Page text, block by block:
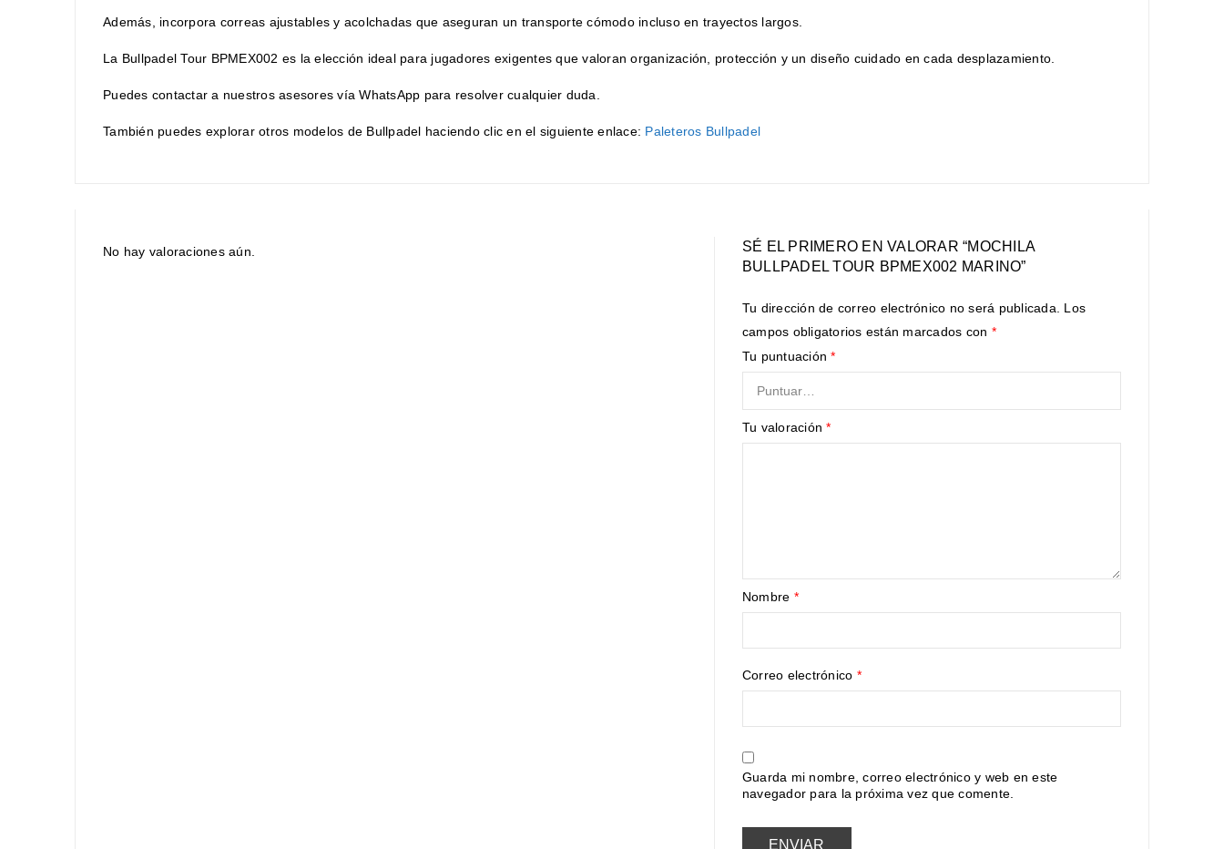
Además, incorpora correas ajustables y acolchadas que aseguran un transporte cómodo incluso en trayectos largos.
La Bullpadel Tour BPMEX002 es la elección ideal para jugadores exigentes que valoran organización, protección y un diseño cuidado en cada desplazamiento.
Puedes contactar a nuestros asesores vía WhatsApp para resolver cualquier duda.
También puedes explorar otros modelos de Bullpadel haciendo clic en el siguiente enlace: Paleteros Bullpadel
No hay valoraciones aún.
SÉ EL PRIMERO EN VALORAR “MOCHILA
BULLPADEL TOUR BPMEX002 MARINO”
Tu dirección de correo electrónico no será publicada.
Los
campos obligatorios están marcados con *
Tu puntuación*
Tu valoración*
Nombre *
Correo electrónico *
Guarda mi nombre, correo electrónico y web en este
navegador para la próxima vez que comente.